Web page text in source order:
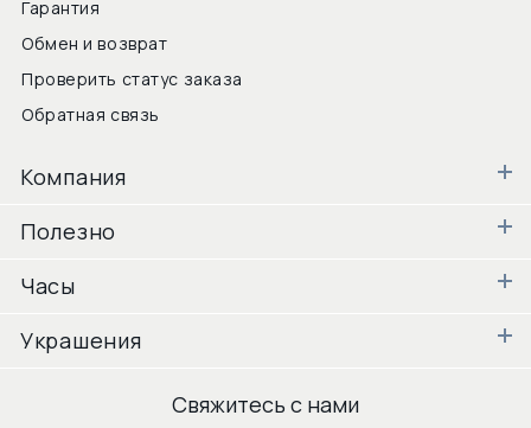
Гарантия
Обмен и возврат
Проверить статус заказа
Обратная связь
Компания
Полезно
Часы
Украшения
Свяжитесь с нами